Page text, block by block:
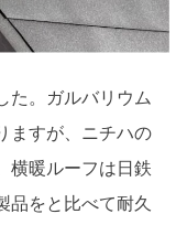
た。ガルバリウム
ますが、ニチハの
横暖ルーフは日鉄
品をと比べて耐久